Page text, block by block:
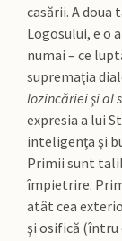
casării. A doua
Logosului, e o
numai – ce
supremaţia
lozincăriei şi al
expresia a lui
inteligenţa şi
Primii sunt
împietrire.
atât cea
şi osifică (întru